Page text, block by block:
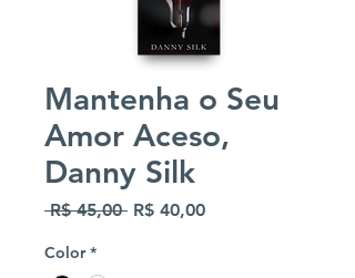
Mantenha o Seu
Amor Aceso,
Danny Silk
R$ 45,00 Preço
R$ 40,00Preço
Color *